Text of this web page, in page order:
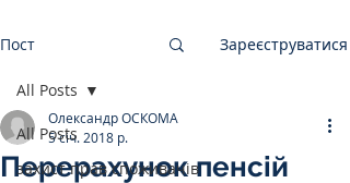
Пост Зареєструватися
All Posts
захист прав споживачів
All Posts
Перерахунок пенсій
Олександр ОСКОМА
5 січ. 2018 р.